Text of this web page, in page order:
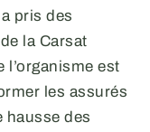
pris des
la Carsat
l’organisme est
les assurés
hausse des